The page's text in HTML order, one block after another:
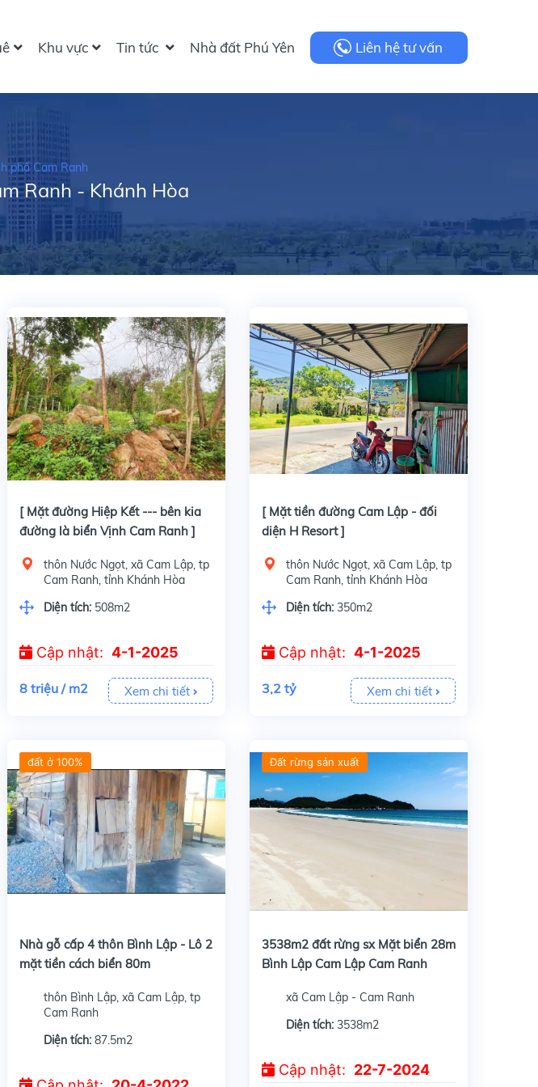
Khu vực Tin tức Nhà đất Phú Yên Liên hệ tư vấn
phố Cam Ranh
Ranh - Khánh Hòa
[ Mặt đường Hiệp Kết --- bên kia
đường là biển Vịnh Cam Ranh ]
thôn Nước Ngọt, xã Cam Lập, tp
Cam Ranh, tỉnh Khánh Hòa
Diện tích: 508m2
Cập nhật: 4-1-2025
8 triệu / m2 Xem chi tiết
[ Mặt tiền đường Cam Lập - đối
diện H Resort ]
thôn Nước Ngọt, xã Cam Lập, tp
Cam Ranh, tỉnh Khánh Hòa
Diện tích: 350m2
Cập nhật: 4-1-2025
3,2 tỷ Xem chi tiết
đất ở 100%
Nhà gỗ cấp 4 thôn Bình Lập - Lô 2
mặt tiền cách biển 80m
thôn Bình Lập, xã Cam Lập, tp
Cam Ranh
Diện tích: 87.5m2
Đất rừng sản xuất
3538m2 đất rừng sx Mặt biển 28m
Bình Lập Cam Lập Cam Ranh
xã Cam Lập - Cam Ranh
Diện tích: 3538m2
Cập nhật: 22-7-2024
×
Gửi liên hệ ngay